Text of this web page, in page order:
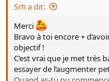
Srh a dit:
Merci
Bravo à toi encore +
objectif !
C’est vrai que je met très
essayer de l’augmenter